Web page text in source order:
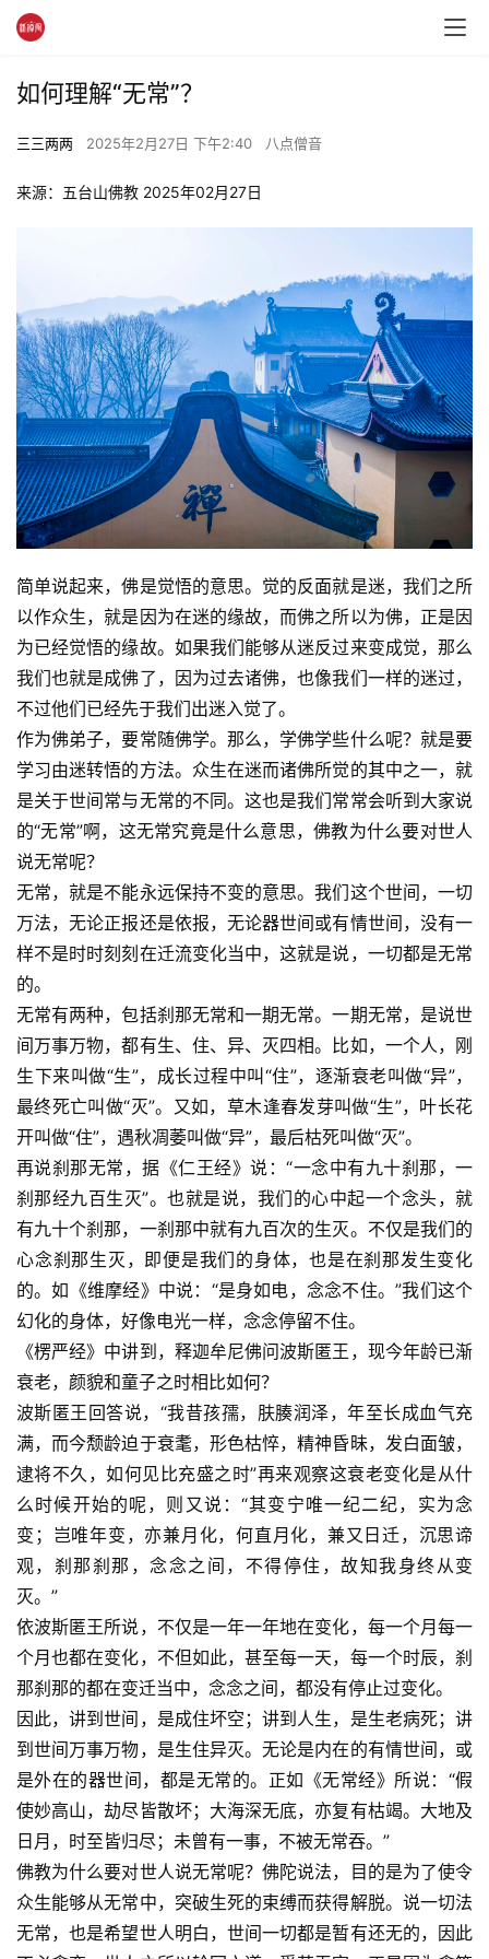
资
讯
八
点
音
高
僧
访
谈
心
如何理解“无常”？
三三两两 2025年2月27日 下午2:40 八点僧音
来源：五台山佛教 2025年02月27日
简单说起来，佛是觉悟的意思。觉的反面就是迷，我们之所
以作众生，就是因为在迷的缘故，而佛之所以为佛，正是因
为已经觉悟的缘故。如果我们能够从迷反过来变成觉，那么
我们也就是成佛了，因为过去诸佛，也像我们一样的迷过，
不过他们已经先于我们出迷入觉了。
作为佛弟子，要常随佛学。那么，学佛学些什么呢？就是要
学习由迷转悟的方法。众生在迷而诸佛所觉的其中之一，就
是关于世间常与无常的不同。这也是我们常常会听到大家说
的“无常”啊，这无常究竟是什么意思，佛教为什么要对世人
说无常呢？
无常，就是不能永远保持不变的意思。我们这个世间，一切
万法，无论正报还是依报，无论器世间或有情世间，没有一
样不是时时刻刻在迁流变化当中，这就是说，一切都是无常
的。
无常有两种，包括刹那无常和一期无常。一期无常，是说世
间万事万物，都有生、住、异、灭四相。比如，一个人，刚
生下来叫做“生”，成长过程中叫“住”，逐渐衰老叫做“异”，
最终死亡叫做“灭”。又如，草木逢春发芽叫做“生”，叶长花
开叫做“住”，遇秋凋萎叫做“异”，最后枯死叫做“灭”。
再说刹那无常，据《仁王经》说：“一念中有九十刹那，一
刹那经九百生灭”。也就是说，我们的心中起一个念头，就
有九十个刹那，一刹那中就有九百次的生灭。不仅是我们的
心念刹那生灭，即便是我们的身体，也是在刹那发生变化
的。如《维摩经》中说：“是身如电，念念不住。”我们这个
幻化的身体，好像电光一样，念念停留不住。
《楞严经》中讲到，释迦牟尼佛问波斯匿王，现今年龄已渐
衰老，颜貌和童子之时相比如何？
波斯匿王回答说，“我昔孩孺，肤腠润泽，年至长成血气充
满，而今颓龄迫于衰耄，形色枯悴，精神昏昧，发白面皱，
逮将不久，如何见比充盛之时”再来观察这衰老变化是从什
么时候开始的呢，则又说：“其变宁唯一纪二纪，实为念
变；岂唯年变，亦兼月化，何直月化，兼又日迁，沉思谛
观，刹那刹那，念念之间，不得停住，故知我身终从变
灭。”
依波斯匿王所说，不仅是一年一年地在变化，每一个月每一
个月也都在变化，不但如此，甚至每一天，每一个时辰，刹
那刹那的都在变迁当中，念念之间，都没有停止过变化。
因此，讲到世间，是成住坏空；讲到人生，是生老病死；讲
到世间万事万物，是生住异灭。无论是内在的有情世间，或
是外在的器世间，都是无常的。正如《无常经》所说：“假
使妙高山，劫尽皆散坏；大海深无底，亦复有枯竭。大地及
日月，时至皆归尽；未曾有一事，不被无常吞。”
佛教为什么要对世人说无常呢？佛陀说法，目的是为了使令
众生能够从无常中，突破生死的束缚而获得解脱。说一切法
无常，也是希望世人明白，世间一切都是暂有还无的，因此